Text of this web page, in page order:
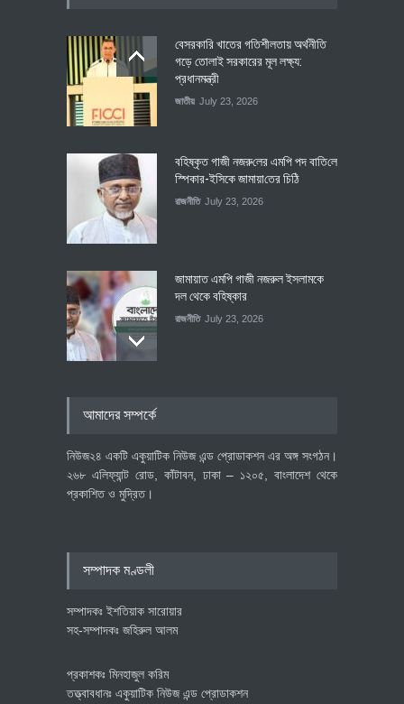
বেসরকারি খাতের গতিশীলতায় অর্থনীতি
গড়ে তোলাই সরকারের মূল লক্ষ্য:
প্রধানমন্ত্রী
জাতীয় July 23, 2026
বহিষ্কৃত গাজী নজরু‌লের এম‌পি পদ বা‌তি‌লে
স্পিকার-ইসিকে জামায়া‌তের চি‌ঠি
রাজনীতি July 23, 2026
জামায়াত এমপি গাজী নজরুল ইসলামকে
দল থেকে বহিষ্কার
রাজনীতি July 23, 2026
আমাদের সম্পর্কে
নিউজ২৪ একটি একুয়াটিক নিউজ এন্ড প্রোডাকশন এর অঙ্গ সংগঠন।
২৬৮ এলিফ্যান্ট রোড, কাঁটাবন, ঢাকা – ১২০৫, বাংলাদেশ থেকে
প্রকাশিত ও মুদ্রিত।
সম্পাদক মণ্ডলী
সম্পাদকঃ ইশতিয়াক সারোয়ার
সহ-সম্পাদকঃ জহিরুল আলম
প্রকাশকঃ মিনহাজুল করিম
তত্ত্বাবধানঃ একুয়াটিক নিউজ এন্ড প্রোডাকশন